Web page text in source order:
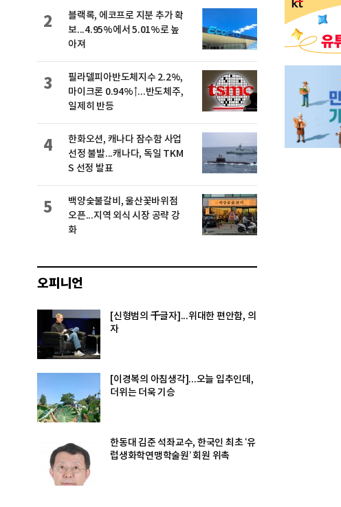
블랙록, 에코프로 지분 추가 확
보...4.95%에서 5.01%로 높
아져
2
필라델피아반도체지수 2.2%,
마이크론 0.94%↑...반도체주,
일제히 반등
3
한화오션, 캐나다 잠수함 사업
선정 불발...캐나다, 독일 TKM
S 선정 발표
4
백양숯불갈비, 울산꽃바위점
오픈...지역 외식 시장 공략 강
화
5
오피니언
[신형범의 千글자]...위대한 편안함, 의
자
[이경복의 아침생각]...오늘 입추인데,
더위는 더욱 기승
한동대 김준 석좌교수, 한국인 최초 ‘유
럽생화학연맹학술원’ 회원 위촉